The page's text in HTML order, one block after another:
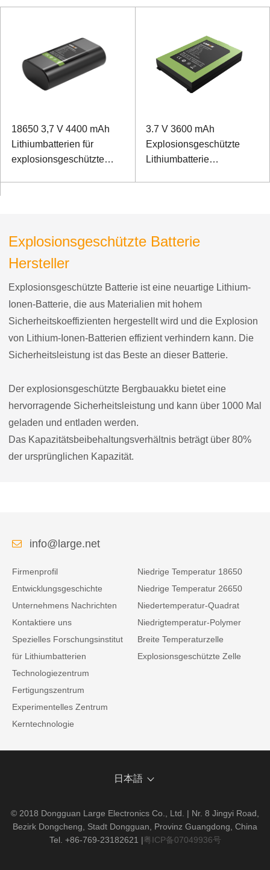
18650 3,7 V 4400 mAh
Lithiumbatterien für
explosionsgeschützte
3.7 V 3600 mAh
Explosionsgeschützte
Lithiumbatterie
Explosionsgeschützte Batterie
Hersteller
Explosionsgeschützte Batterie ist eine neuartige Lithium-
Ionen-Batterie, die aus Materialien mit hohem
Sicherheitskoeffizienten hergestellt wird und die Explosion
von Lithium-Ionen-Batterien effizient verhindern kann. Die
Sicherheitsleistung ist das Beste an dieser Batterie.
Der explosionsgeschützte Bergbauakku bietet eine
hervorragende Sicherheitsleistung und kann über 1000 Mal
geladen und entladen werden.
Das Kapazitätsbeibehaltungsverhältnis beträgt über 80%
der ursprünglichen Kapazität.
info@large.net
Firmenprofil
Entwicklungsgeschichte
Unternehmens Nachrichten
Kontaktiere uns
Spezielles Forschungsinstitut
für Lithiumbatterien
Technologiezentrum
Fertigungszentrum
Experimentelles Zentrum
Kerntechnologie
Niedrige Temperatur 18650
Niedrige Temperatur 26650
Niedertemperatur-Quadrat
Niedrigtemperatur-Polymer
Breite Temperaturzelle
Explosionsgeschützte Zelle
日本語
© 2018 Dongguan Large Electronics Co., Ltd. | Nr. 8 Jingyi Road,
Bezirk Dongcheng, Stadt Dongguan, Provinz Guangdong, China
Tel. +86-769-23182621 |粤ICP备07049936号